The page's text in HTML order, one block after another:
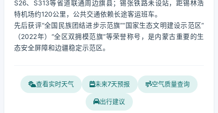
S26、S313等省道联通周边旗县；锡张铁路未设站，距锡林浩
特机场约120公里，公共交通依赖长途客运班车。
先后获评“全国民族团结进步示范旗”“国家生态文明建设示范区”
（2022年）“全区双拥模范旗”等荣誉称号，是内蒙古重要的生
态安全屏障和边疆稳定示范区。
查看实时天气 未来7天预报 空气质量查询
出行建议